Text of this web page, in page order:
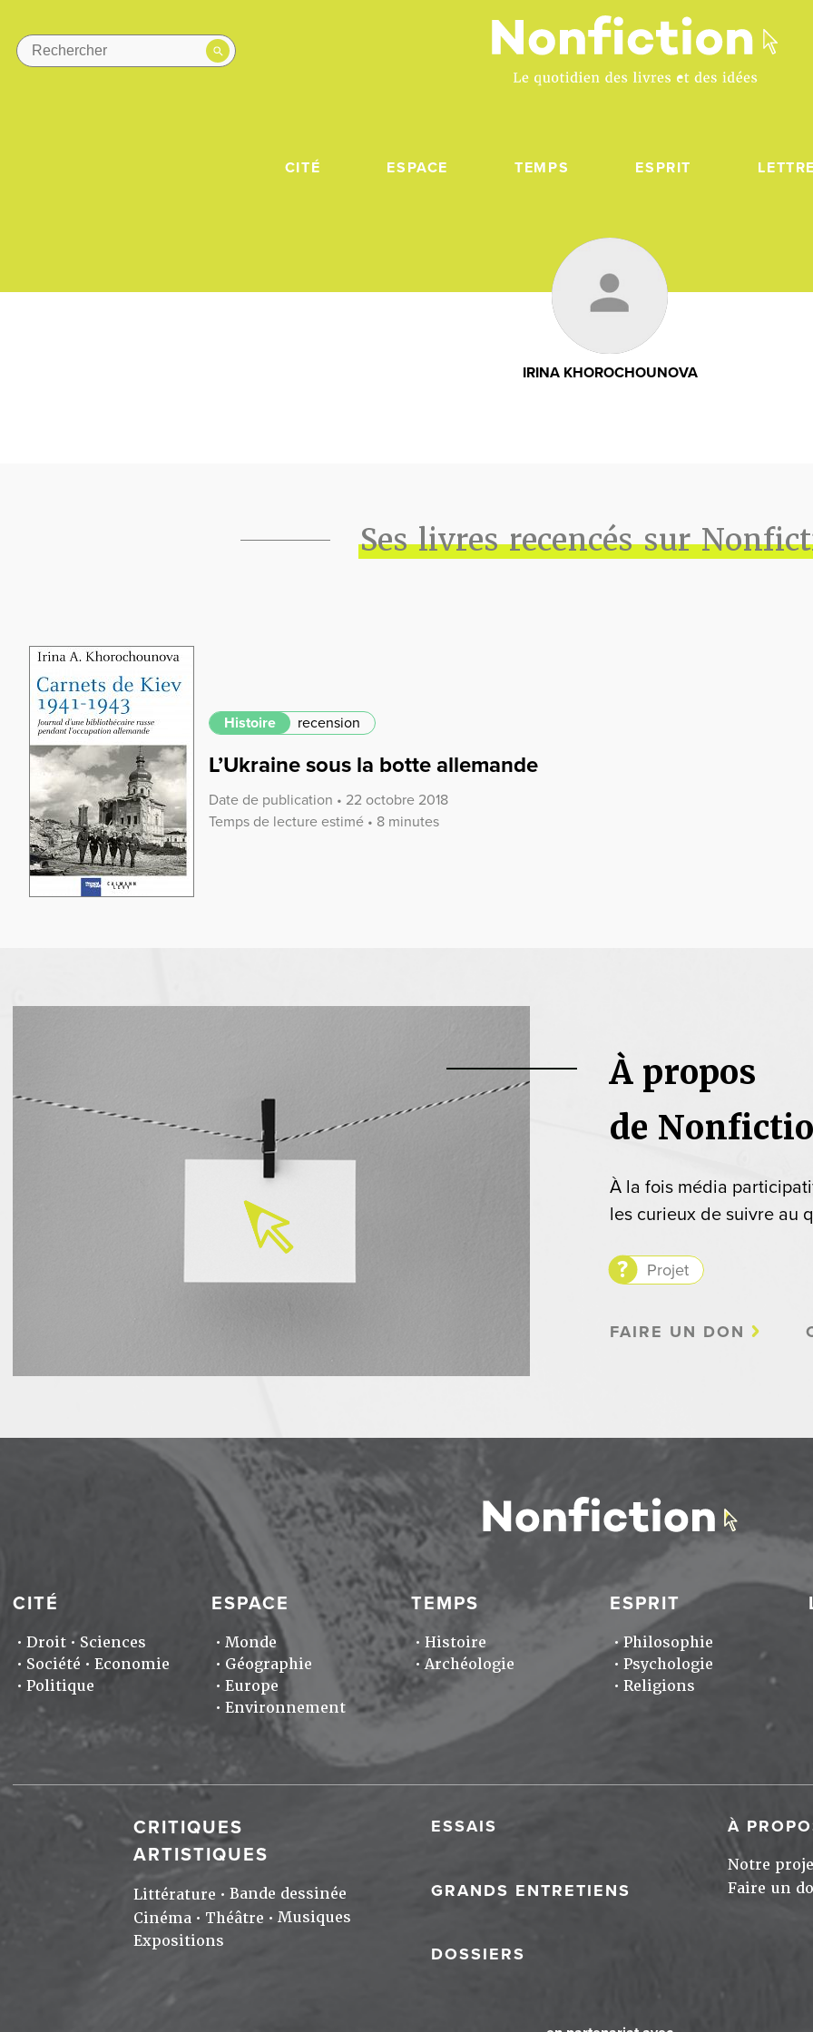
CITÉ ESPACE TEMPS ESPRIT
IRINA KHOROCHOUNOVA
Ses livres recencés sur
Histoire recension
L’Ukraine sous la botte allemande
Date de publication • 22 octobre 2018
Temps de lecture estimé • 8 minutes
À propos
de
À la fois média
les curieux de suivre au
Projet
FAIRE UN DON
CITÉ
Droit
Sciences
Société
Economie
Politique
ESPACE
Monde
Géographie
Europe
Environnement
TEMPS
Histoire
Archéologie
ESPRIT
Philosophie
Psychologie
Religions
CRITIQUES
ARTISTIQUES
Littérature
Bande dessinée
Cinéma
Théâtre
Musiques
Expositions
ESSAIS
GRANDS ENTRETIENS
DOSSIERS
À
Notre
Faire un